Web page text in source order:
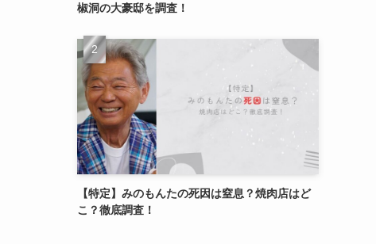
椒洞の大豪邸を調査！
【特定】みのもんたの死因は窒息？焼肉店はど
こ？徹底調査！